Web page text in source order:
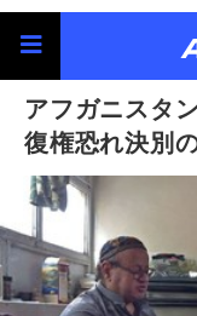
アフガニスタ
復権恐れ決別